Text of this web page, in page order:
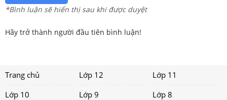
*Bình luận sẽ hiển thị sau khi được duyệt
Hãy trở thành người đầu tiên bình luận!
Trang chủ Lớp 12
Lớp 11
Lớp 10
Lớp 9
Lớp 8